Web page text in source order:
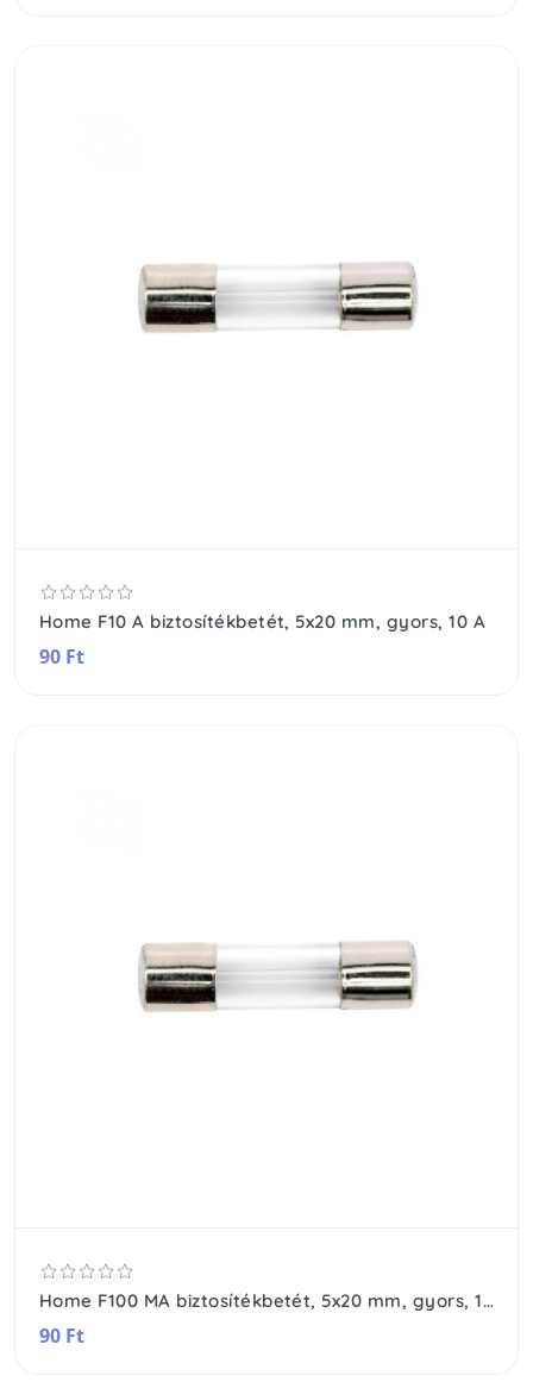
Home F10 A biztosítékbetét, 5x20 mm, gyors, 10 A
90 Ft
Home F100 MA biztosítékbetét, 5x20 mm, gyors, 100 mA
90 Ft